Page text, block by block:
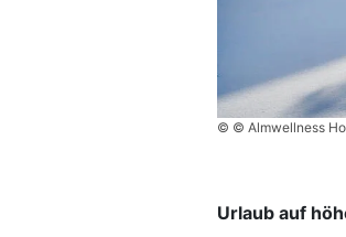
© © Almwellness
Urlaub auf